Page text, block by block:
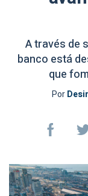
A través de
banco está
que
Por